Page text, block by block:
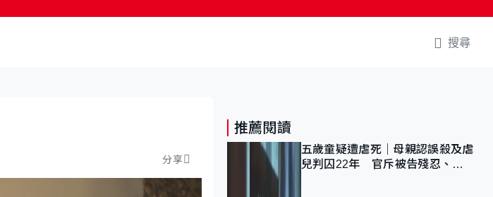
搜尋
分享
推薦閱讀
五歲童疑遭虐死｜母親認誤殺及虐
兒判囚22年 官斥被告殘忍、同